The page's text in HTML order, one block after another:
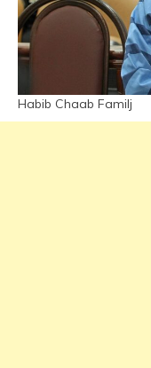
Habib Chaab Familj